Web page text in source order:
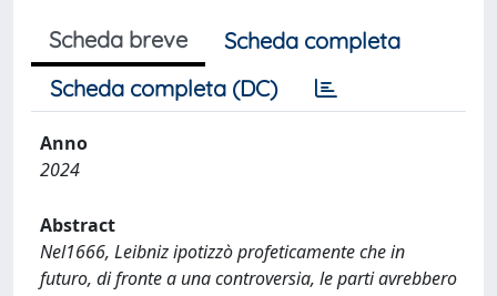
Scheda breve
Scheda completa
Scheda completa (DC)
Anno
2024
Abstract
Nel1666, Leibniz ipotizzò profeticamente che in
futuro, di fronte a una controversia, le parti avrebbero